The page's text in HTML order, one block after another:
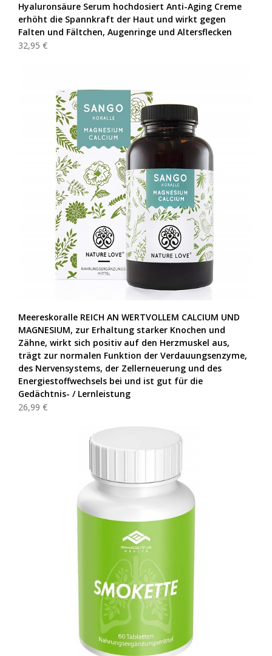
Hyaluronsäure Serum hochdosiert Anti-Aging Creme
erhöht die Spannkraft der Haut und wirkt gegen
Falten und Fältchen, Augenringe und Altersflecken
32,95 €
Meereskoralle REICH AN WERTVOLLEM CALCIUM UND
MAGNESIUM, zur Erhaltung starker Knochen und
Zähne, wirkt sich positiv auf den Herzmuskel aus,
trägt zur normalen Funktion der Verdauungsenzyme,
des Nervensystems, der Zellerneuerung und des
Energiestoffwechsels bei und ist gut für die
Gedächtnis- / Lernleistung
26,99 €